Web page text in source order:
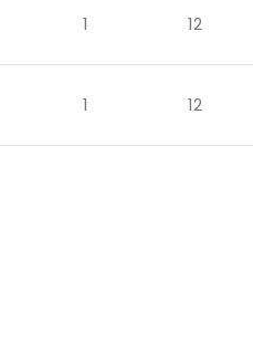
1 12
1 12